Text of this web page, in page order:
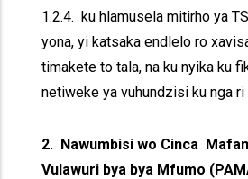
1.2.4. ku hlamusela mitirho ya
yona, yi katsaka endlelo ro
timakete to tala, na ku nyika ku
netiweke ya vuhundzisi ku nga ri
2. Nawumbisi wo Cinca
Vulawuri bya bya Mfumo